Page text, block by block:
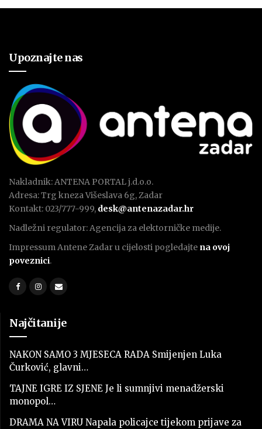
Upoznajte nas
Nakladnik: ANTENA PORTAL j.d.o.o.
Adresa: Trg kneza Višeslava 6g, Zadar
Kontakt: 023/777-999, desk@antenazadar.hr
Nadležni regulator: Agencija za elektorničke medije.
Impressum Antene Zadar u cijelosti pogledajte na ovoj
poveznici.
Najčitanije
NAKON SAMO 3 MJESECA RADA Smijenjen Luka
Čurković, glavni…
TAJNE IGRE IZ SJENE Je li sumnjivi menadžerski
monopol…
DRAMA NA VIRU Napala policajce tijekom prijave za